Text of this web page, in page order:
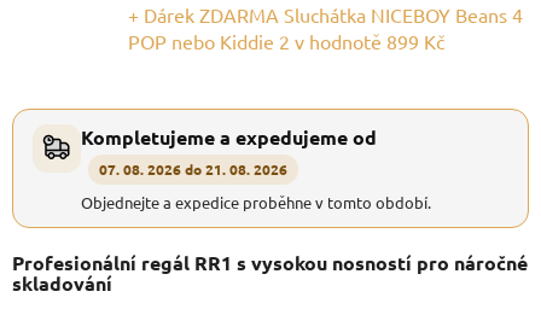
+ Dárek ZDARMA Sluchátka NICEBOY Beans 4
POP nebo Kiddie 2 v hodnotě 899 Kč
Kompletujeme a expedujeme od
07. 08. 2026 do 21. 08. 2026
Objednejte a expedice proběhne v tomto období.
Profesionální regál RR1 s vysokou nosností pro náročné
skladování